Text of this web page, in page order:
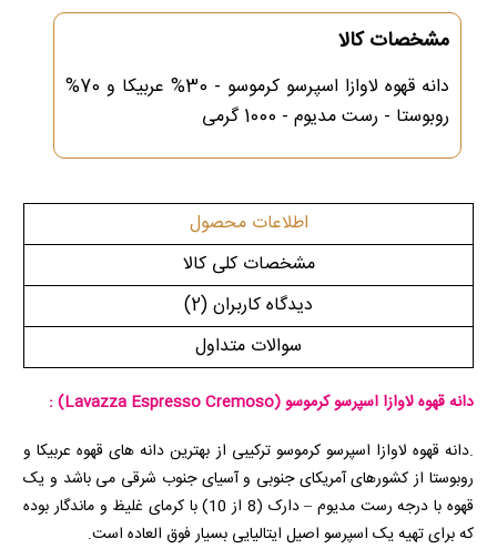
مشخصات کالا
دانه قهوه لاوازا اسپرسو کرموسو - 30% عربیکا و 70%
روبوستا - رست مدیوم - 1000 گرمی
اطلاعات محصول
مشخصات کلی کالا
دیدگاه کاربران(2)
سوالات متداول
دانه قهوه لاوازا اسپرسو کرموسو(Lavazza Espresso Cremoso)
:
.دانه قهوه لاوازا اسپرسو کرموسو ترکیبی از بهترین دانه های قهوه عربیکا و
روبوستا از کشورهای آمریکای جنوبی و آسیای جنوب شرقی می باشد و یک
قهوه با درجه رست مدیوم – دارک (8 از 10) با کرمای غلیظ و ماندگار بوده
که برای تهیه یک اسپرسو اصیل ایتالیایی بسیار فوق العاده است.